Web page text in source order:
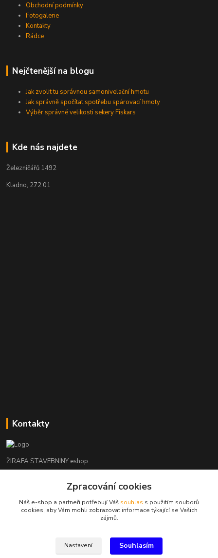
Obchodní podmínky
Fotogalerie
Kontakty
Rádce
Nejčtenější na blogu
Jak zvolit tu správnou samonivelační hmotu
Jak správně spočítat spotřebu spárovací hmoty
Výběr správné velikosti sekery Fiskars
Kde nás najdete
Železničářů 1492
Kladno, 272 01
Kontakty
ŽIRAFA STAVEBNINY eshop
+420 312 685 342
kladno@zirafa-stavebniny.cz
Zpracování cookies
Náš e-shop a partneři potřebují Váš souhlas s použitím souborů
cookies, aby Vám mohli zobrazovat informace týkající se Vašich
zájmů.
Nastavení Souhlasím